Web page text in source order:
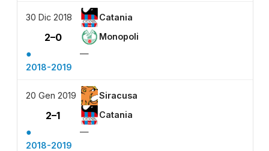
30 Dic 2018 Catania
2–0 Monopoli
●
—
2018-2019
20 Gen 2019 Siracusa
2–1 Catania
●
—
2018-2019